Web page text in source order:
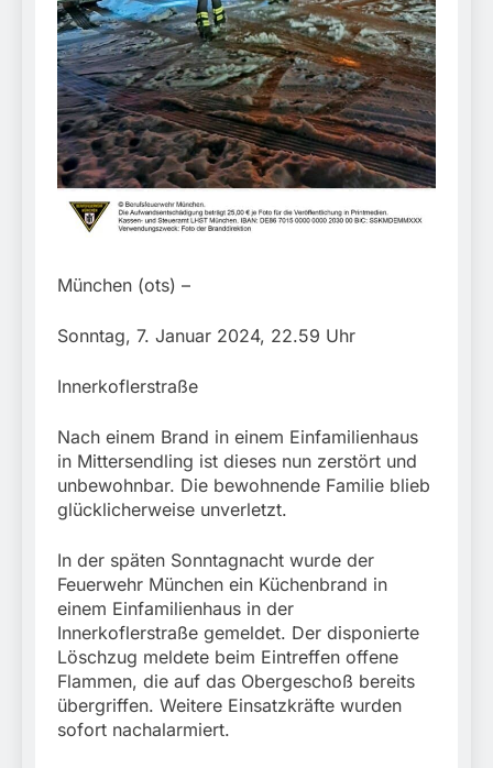
Beinahekollision an
Bahnübergang in Aubing
/ Bundespolizei ermittelt
wegen gefährlichen
Eingriffs in den
Bahnverkehr
5. August 2026
München (ots) –
Sonntag, 7. Januar 2024, 22.59 Uhr
Innerkoflerstraße
Nach einem Brand in einem Einfamilienhaus
in Mittersendling ist dieses nun zerstört und
unbewohnbar. Die bewohnende Familie blieb
glücklicherweise unverletzt.
In der späten Sonntagnacht wurde der
Feuerwehr München ein Küchenbrand in
einem Einfamilienhaus in der
Innerkoflerstraße gemeldet. Der disponierte
Löschzug meldete beim Eintreffen offene
Flammen, die auf das Obergeschoß bereits
übergriffen. Weitere Einsatzkräfte wurden
sofort nachalarmiert.